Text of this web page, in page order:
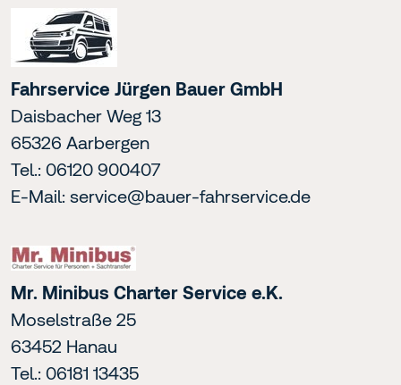
Fahrservice Jürgen Bauer GmbH
Daisbacher Weg 13
65326 Aarbergen
Tel.: 06120 900407
E-Mail: service@bauer-fahrservice.de
Mr. Minibus Charter Service e.K.
Moselstraße 25
63452 Hanau
Tel.: 06181 13435